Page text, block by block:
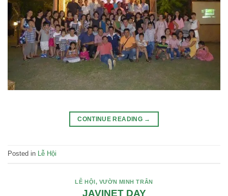
CONTINUE READING →
Posted in Lễ Hội
LỄ HỘI, VƯỜN MINH TRÂN
JAVINET DAY